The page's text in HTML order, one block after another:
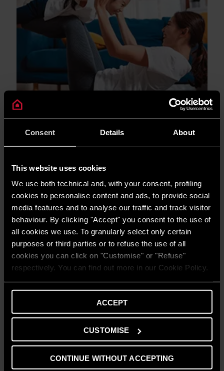
Consent Details About
This website uses cookies
We use both technical and, with your consent, profiling
cookies to personalise content and ads, to provide social
media features and to analyse our traffic and track visitor
behaviour. By clicking "Accept" you consent to the use of
all cookies we use. To granularly select only certain
purposes or third parties or to refuse the use of all
cookies you can click on "Customise" or "Refuse"
respectively. You can find out more in our Cookie Policy.
ACCEPT
CUSTOMISE
CONTINUE WITHOUT ACCEPTING
MẸO & GIẢI PHÁP
Dung tích máy nước nóng gián tiếp và
cách lựa chọn